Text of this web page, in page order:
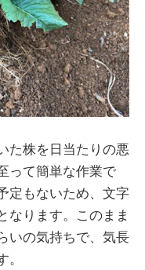
た株を日当たりの悪
って簡単な作業で
定もないため、文字
なります。このまま
いの気持ちで、気長